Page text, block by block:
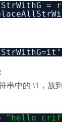
串中的 \1，放
"hello